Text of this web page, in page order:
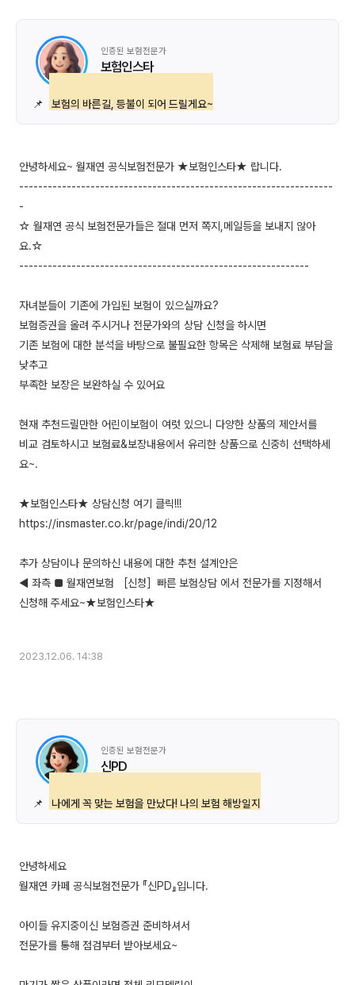
인증된 보험전문가
보험인스타
📌 보험의 바른길, 등불이 되어 드릴게요~
안녕하세요~ 월재연 공식보험전문가 ★보험인스타★ 랍니다.
------------------------------------------------------------------
-
☆ 월재연 공식 보험전문가들은 절대 먼저 쪽지,메일등을 보내지 않아
요.☆
-------------------------------------------------------------
자녀분들이 기존에 가입된 보험이 있으실까요?
보험증권을 올려 주시거나 전문가와의 상담 신청을 하시면
기존 보험에 대한 분석을 바탕으로 불필요한 항목은 삭제해 보험료 부담을
낮추고
부족한 보장은 보완하실 수 있어요
현재 추천드릴만한 어린이보험이 여럿 있으니 다양한 상품의 제안서를
비교 검토하시고 보험료&보장내용에서 유리한 상품으로 신중히 선택하세
요~.
★보험인스타★ 상담신청 여기 클릭!!!
https://insmaster.co.kr/page/indi/20/12
추가 상담이나 문의하신 내용에 대한 추천 설계안은
◀ 좌측 ■ 월재연보험 ［신청］빠른 보험상담 에서 전문가를 지정해서
신청해 주세요~★보험인스타★
2023.12.06. 14:38
인증된 보험전문가
신PD
📌 나에게 꼭 맞는 보험을 만났다! 나의 보험 해방일지
안녕하세요
월재연 카페 공식보험전문가 『신PD』입니다.
아이들 유지중이신 보험증권 준비하셔서
전문가를 통해 점검부터 받아보세요~